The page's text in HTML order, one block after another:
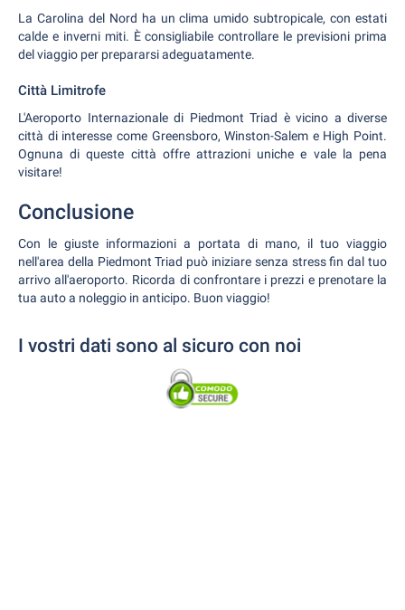
La Carolina del Nord ha un clima umido subtropicale, con estati
calde e inverni miti. È consigliabile controllare le previsioni prima
del viaggio per prepararsi adeguatamente.
Città Limitrofe
L'Aeroporto Internazionale di Piedmont Triad è vicino a diverse
città di interesse come Greensboro, Winston-Salem e High Point.
Ognuna di queste città offre attrazioni uniche e vale la pena
visitare!
Conclusione
Con le giuste informazioni a portata di mano, il tuo viaggio
nell'area della Piedmont Triad può iniziare senza stress fin dal tuo
arrivo all'aeroporto. Ricorda di confrontare i prezzi e prenotare la
tua auto a noleggio in anticipo. Buon viaggio!
I vostri dati sono al sicuro con noi